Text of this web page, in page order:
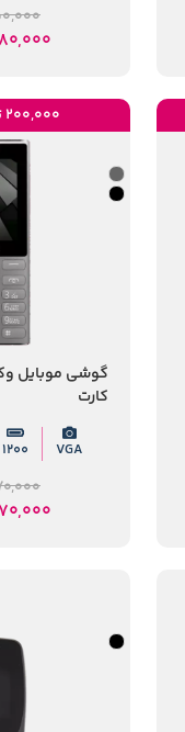
کارت
VGA
1200
200,000 تومان تخفیف